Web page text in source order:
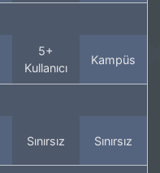
5+
Kullanıcı
Kampüs
Sınırsız Sınırsız